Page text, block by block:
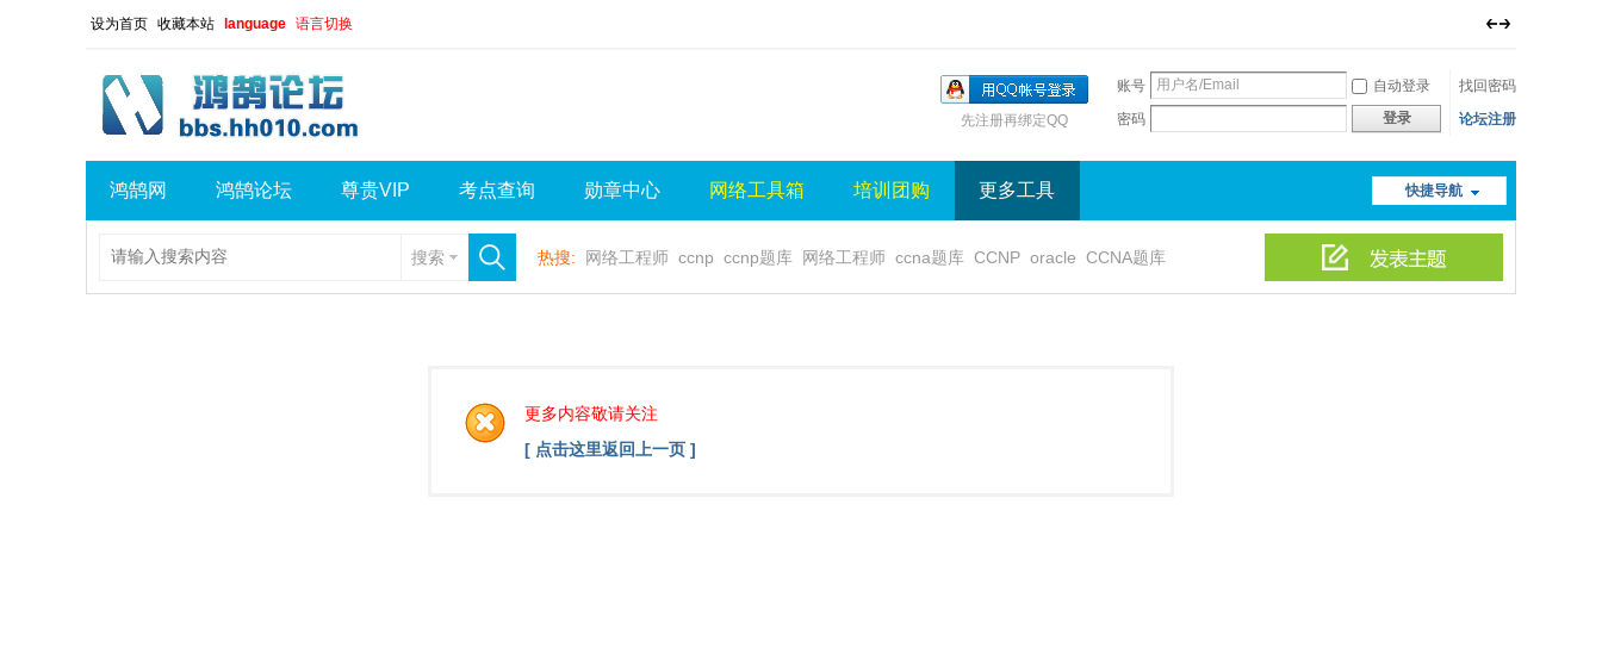
设为首页 收藏本站 language 语言切换
账号 自动登录
找回密码
密码
登录 论坛注册
先注册再绑定QQ
快捷导航
鸿鹄网 鸿鹄论坛 尊贵VIP 考点查询 勋章中心 网络工具箱 培训团购 更多工具
搜索 热搜: 网络工程师 ccnp ccnp题库 网络工程师 ccna题库 CCNP oracle CCNA题库
更多内容敬请关注
[ 点击这里返回上一页 ]